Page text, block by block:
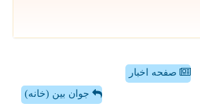
صفحه اخبار
جوان بین (خانه)